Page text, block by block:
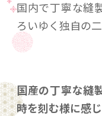
国内で丁寧な縫
ろいゆく独自の
国産の丁寧な縫
時を刻む様に感じ